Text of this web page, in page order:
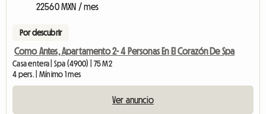
22560 MXN / mes
Por descubrir
Como Antes, Apartamento 2- 4 Personas En El Corazón De Spa
Casa entera | Spa (4900) | 75 M2
4 pers. | Mínimo 1 mes
Ver anuncio